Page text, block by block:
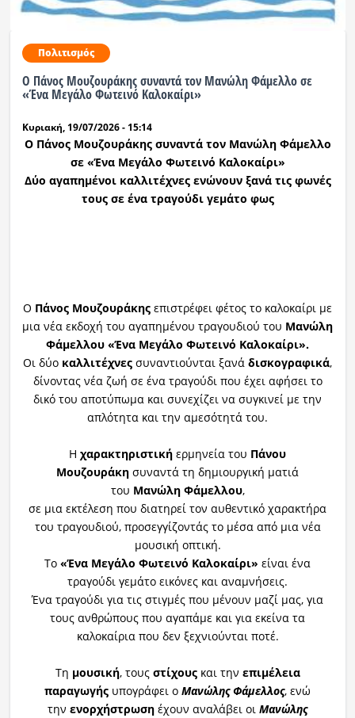
Πολιτισμός
Ο Πάνος Μουζουράκης συναντά τον Μανώλη Φάμελλο σε
«Ένα Μεγάλο Φωτεινό Καλοκαίρι»
Κυριακή, 19/07/2026 - 15:14
Ο Πάνος Μουζουράκης συναντά τον Μανώλη Φάμελλο
σε «Ένα Μεγάλο Φωτεινό Καλοκαίρι»
Δύο αγαπημένοι καλλιτέχνες ενώνουν ξανά τις φωνές
τους σε ένα τραγούδι γεμάτο φως
Ο Πάνος Μουζουράκης επιστρέφει φέτος το καλοκαίρι με
μια νέα εκδοχή του αγαπημένου τραγουδιού του Μανώλη
Φάμελλου «Ένα Μεγάλο Φωτεινό Καλοκαίρι».
Οι δύο καλλιτέχνες συναντιούνται ξανά δισκογραφικά,
δίνοντας νέα ζωή σε ένα τραγούδι που έχει αφήσει το
δικό του αποτύπωμα και συνεχίζει να συγκινεί με την
απλότητα και την αμεσότητά του.
Η χαρακτηριστική ερμηνεία του Πάνου
Μουζουράκη συναντά τη δημιουργική ματιά
του Μανώλη Φάμελλου,
σε μια εκτέλεση που διατηρεί τον αυθεντικό χαρακτήρα
του τραγουδιού, προσεγγίζοντάς το μέσα από μια νέα
μουσική οπτική.
Το «Ένα Μεγάλο Φωτεινό Καλοκαίρι» είναι ένα
τραγούδι γεμάτο εικόνες και αναμνήσεις.
Ένα τραγούδι για τις στιγμές που μένουν μαζί μας, για
τους ανθρώπους που αγαπάμε και για εκείνα τα
καλοκαίρια που δεν ξεχνιούνται ποτέ.
Τη μουσική, τους στίχουςκαι την επιμέλεια
παραγωγής υπογράφει ο Μανώλης Φάμελλος, ενώ
την ενορχήστρωση έχουν αναλάβει οι Μανώλης